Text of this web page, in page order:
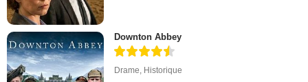
Downton Abbey
Drame, Historique